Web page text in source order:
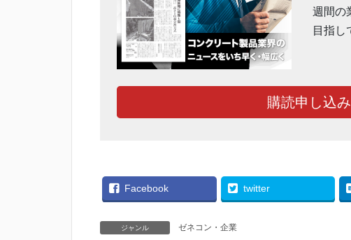
週間の
目指し
購読申し込
Facebook twitter
ジャンル ゼネコン・企業